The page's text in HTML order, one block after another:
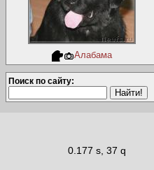
Алабама
Поиск по сайту:
0.177 s, 37 q